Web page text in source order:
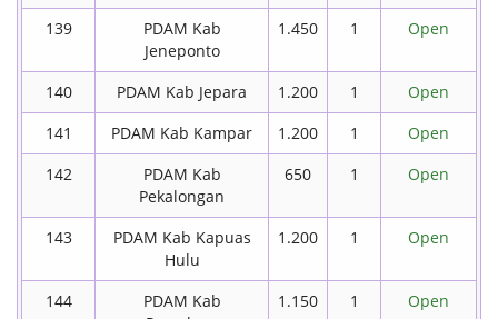
139
PDAM Kab
Jeneponto
1.450 1 Open
140 PDAM Kab Jepara 1.200 1
Open
141
PDAM Kab Kampar 1.200 1
Open
142
PDAM Kab
Pekalongan
650 1 Open
143
PDAM Kab Kapuas
Hulu
1.200 1 Open
144
PDAM Kab
1.150 1 Open